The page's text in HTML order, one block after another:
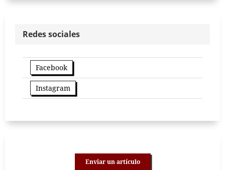
Redes sociales
Facebook
Instagram
Enviar un artículo